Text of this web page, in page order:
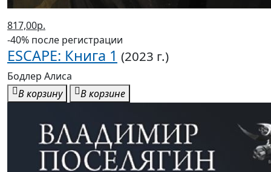
817,00р.
-40% после регистрации
ESCAPE: Книга 1 (2023 г.)
Бодлер Алиса
В корзину
В корзине